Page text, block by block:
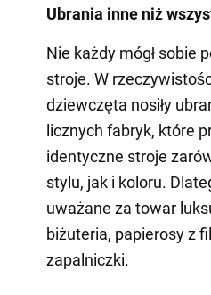
Ubrania inne niż
Nie każdy mógł sobie
stroje. W
dziewczęta nosiły
licznych fabryk, które
identyczne stroje
stylu, jak i koloru.
uważane za towar
biżuteria, papierosy z
zapalniczki.